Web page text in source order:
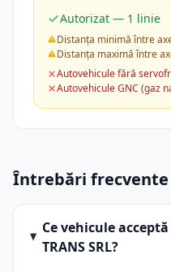
Autorizat — 1 linie
Distanța minimă între
Distanța maximă între
Autovehicule fără
Autovehicule GNC (gaz
Întrebări frecvente
Ce vehicule
TRANS SRL?